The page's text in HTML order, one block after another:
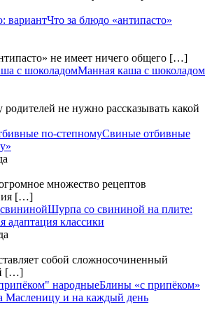
Что за блюдо «антипасто»
не имеет ничего общего […]
Манная каша с шоколадом
родителей не нужно рассказывать какой
Свиные отбивные
множество рецептов
[…]
Шурпа со свининой на плите:
адаптация классики
собой сложносочиненный
[…]
Блины «с припёком»
Масленицу и на каждый день